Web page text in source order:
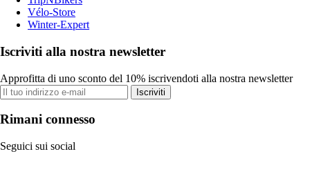
Vélo-Store
Winter-Expert
Iscriviti alla nostra newsletter
Approfitta di uno sconto del 10% iscrivendoti alla nostra newsletter
Iscriviti
Rimani connesso
Seguici sui social